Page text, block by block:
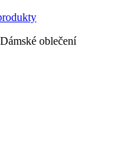
Dámské oblečení